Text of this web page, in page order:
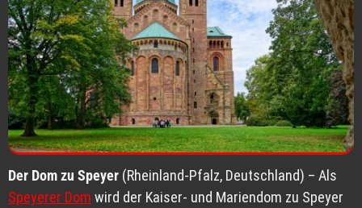
Der Dom zu Speyer (Rheinland-Pfalz, Deutschland) – Als
Speyerer Dom wird der Kaiser- und Mariendom zu Speyer